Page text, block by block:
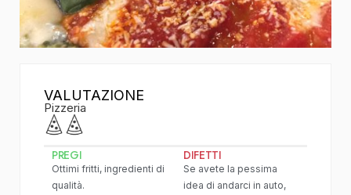
VALUTAZIONE
Pizzeria
PREGI
Ottimi fritti, ingredienti di
qualità.
DIFETTI
Se avete la pessima
idea di andarci in auto,